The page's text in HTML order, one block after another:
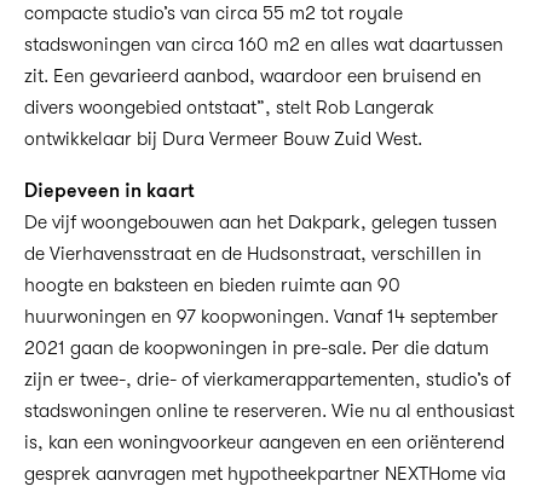
compacte studio’s van circa 55 m2 tot royale
stadswoningen van circa 160 m2 en alles wat daartussen
zit. Een gevarieerd aanbod, waardoor een bruisend en
divers woongebied ontstaat”, stelt Rob Langerak
ontwikkelaar bij Dura Vermeer Bouw Zuid West.
Diepeveen in kaart
De vijf woongebouwen aan het Dakpark, gelegen tussen
de Vierhavensstraat en de Hudsonstraat, verschillen in
hoogte en baksteen en bieden ruimte aan 90
huurwoningen en 97 koopwoningen. Vanaf 14 september
2021 gaan de koopwoningen in pre-sale. Per die datum
zijn er twee-, drie- of vierkamerappartementen, studio’s of
stadswoningen online te reserveren. Wie nu al enthousiast
is, kan een woningvoorkeur aangeven en een oriënterend
gesprek aanvragen met hypotheekpartner NEXTHome via